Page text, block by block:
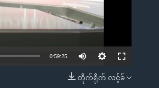
EMBED
0:59:25
တိုက်ရိုက် လင့်ခ်